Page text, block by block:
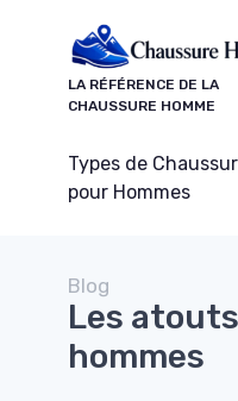
LA RÉFÉRENCE DE LA
CHAUSSURE HOMME
Types de
pour Hommes
Blog
Les
hommes